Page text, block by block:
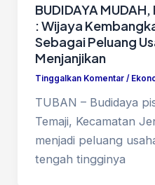
BUDIDAYA
: Wijaya
Sebagai Peluang
Menjanjikan
Tinggalkan Komentar /
TUBAN – Budidaya
Temaji, Kecamatan
menjadi peluang
tengah tingginya